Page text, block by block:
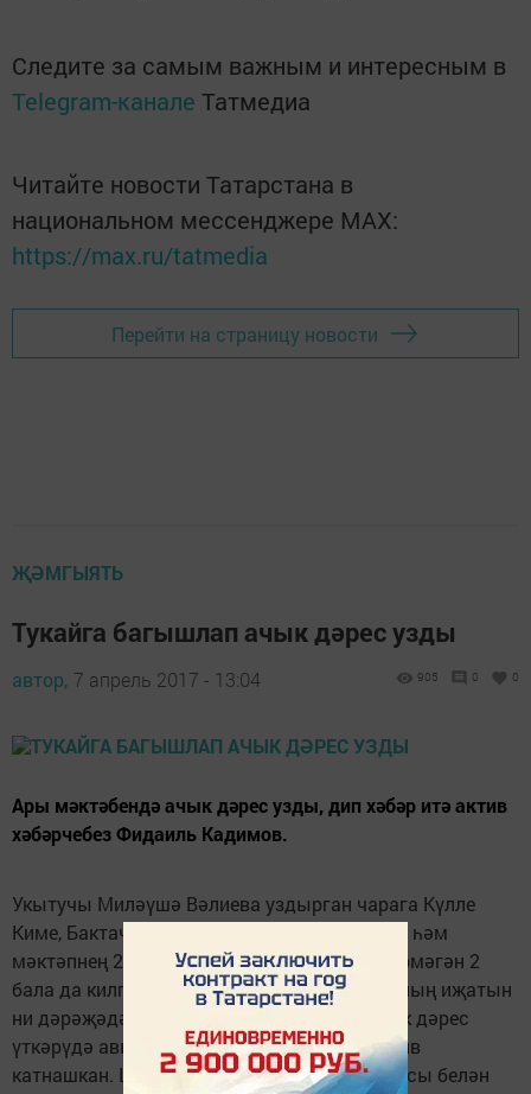
Следите за самым важным и интересным в
Telegram-канале Татмедиа
Читайте новости Татарстана в
национальном мессенджере MАХ:
https://max.ru/tatmedia
Перейти на страницу новости
ҖӘМГЫЯТЬ
Тукайга багышлап ачык дәрес узды
автор, 7 апрель 2017 - 13:04 905 0 0
Ары мәктәбендә ачык дәрес узды, дип хәбәр итә актив
хәбәрчебез Фидаиль Кадимов.
Укытучы Миләүшә Вәлиева уздырган чарага Күлле
Киме, Бактачы, Казак Үртәме укытучылары һәм
мәктәпнең 2 укучысы янына әле укырга кермәгән 2
бала да килгән. Алар Габдулла Тукай һәм аның иҗатын
ни дәрәҗәдә белүләрен күрсәткәннәр. Ачык дәрес
үткәрүдә авылның мәдәният йорты да актив
катнашкан. Шунысы кызык, дәрестә Су анасы белән